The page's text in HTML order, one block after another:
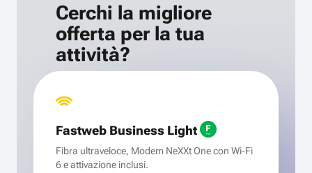
Cerchi la migliore
offerta per la tua
attività?
Fastweb Business Light
Fibra ultraveloce, Modem NeXXt One con Wi‑Fi
6 e attivazione inclusi.